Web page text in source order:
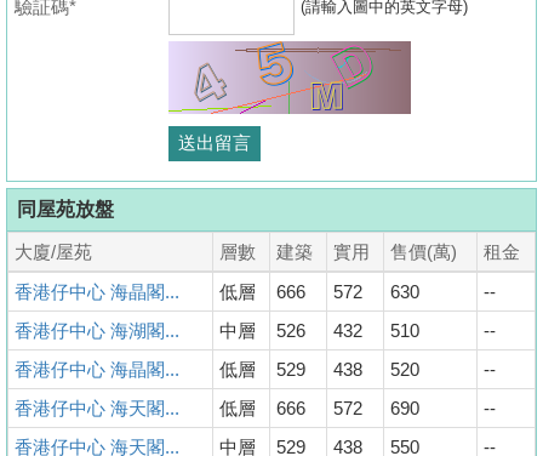
驗証碼* (請輸入圖中的英文字母)
同屋苑放盤
大廈/屋苑 層數 建築 實用 售價(萬)
租金
香港仔中心 海晶閣...
低層 666 572 630
--
香港仔中心 海湖閣...
中層 526 432 510
--
香港仔中心 海晶閣...
低層 529 438 520
--
香港仔中心 海天閣...
低層 666 572 690
--
香港仔中心 海天閣...
中層 529 438 550 --